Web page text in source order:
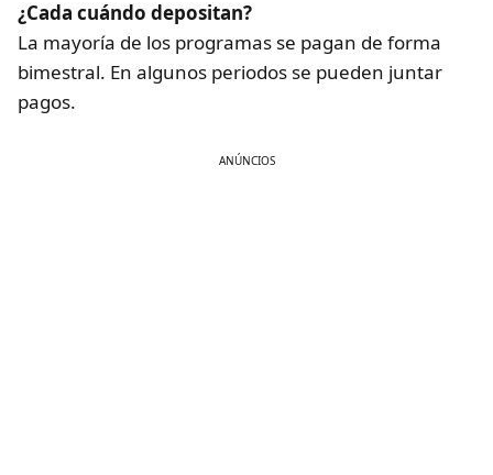
¿Cada cuándo depositan?
La mayoría de los programas se pagan de forma
bimestral. En algunos periodos se pueden juntar
pagos.
ANÚNCIOS